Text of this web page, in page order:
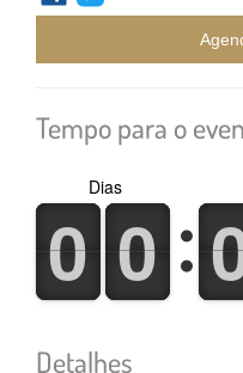
Tempo para o
0
0
1
1 0
0
1
1
Dias
Detalhes